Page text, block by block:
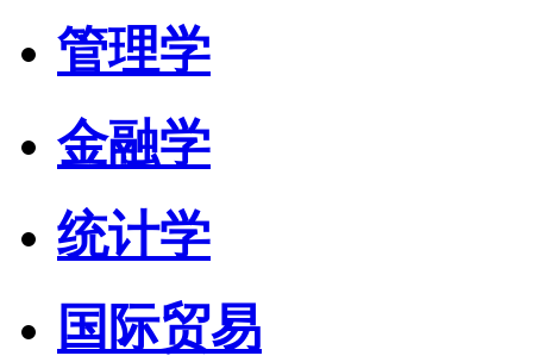
管理学
金融学
统计学
国际贸易